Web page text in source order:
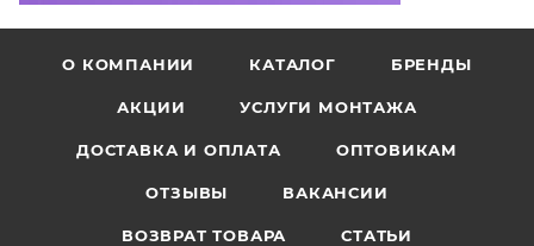
О КОМПАНИИ КАТАЛОГ БРЕНДЫ
АКЦИИ УСЛУГИ МОНТАЖА
ДОСТАВКА И ОПЛАТА ОПТОВИКАМ
ОТЗЫВЫ ВАКАНСИИ
ВОЗВРАТ ТОВАРА СТАТЬИ